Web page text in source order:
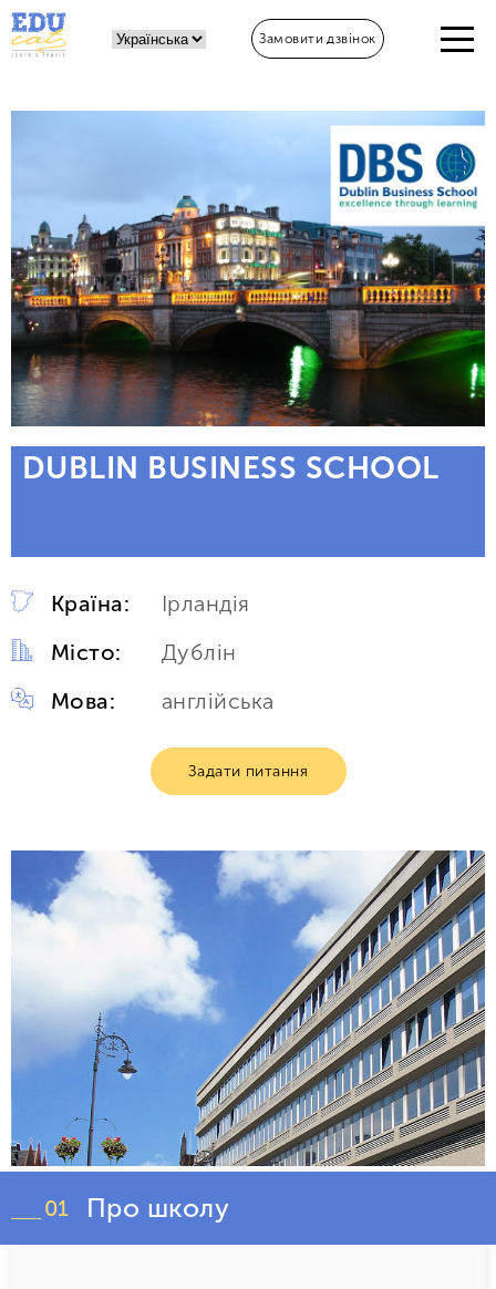
Замовити дзвінок
DUBLIN BUSINESS SCHOOL
Країна:
Ірландія
Місто:
Дублін
Мова:
англійська
Задати питання
01 Про школу